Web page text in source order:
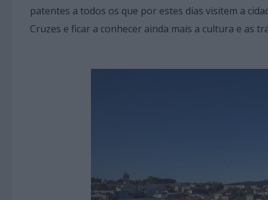
patentes a todos os que por estes dias visitem a
Cruzes e ficar a conhecer ainda mais a cultura e as